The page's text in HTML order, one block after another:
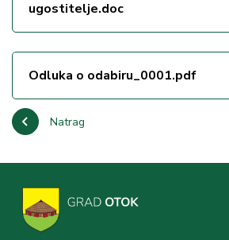
Natrag
ugostitelje.doc
Odluka o odabiru_0001.pdf